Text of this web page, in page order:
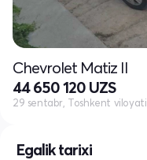
Egalik tarixi
Chevrolet Matiz II
44 650 120 UZS
29 sentabr, Toshkent viloyati